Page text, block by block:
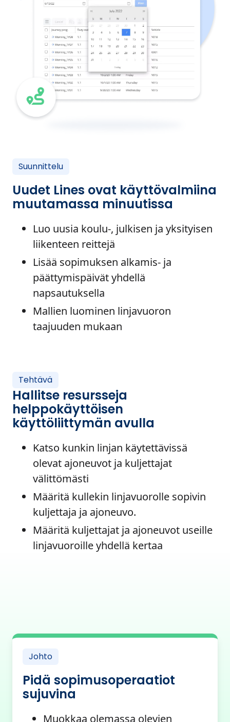
Suunnittelu
Uudet Lines ovat käyttövalmiina
muutamassa minuutissa
Luo uusia koulu-, julkisen ja yksityisen
liikenteen reittejä
Lisää sopimuksen alkamis- ja
päättymispäivät yhdellä
napsautuksella
Mallien luominen linjavuoron
taajuuden mukaan
Tehtävä
Hallitse resursseja
helppokäyttöisen
käyttöliittymän avulla
Katso kunkin linjan käytettävissä
olevat ajoneuvot ja kuljettajat
välittömästi
Määritä kullekin linjavuorolle sopivin
kuljettaja ja ajoneuvo.
Määritä kuljettajat ja ajoneuvot useille
linjavuoroille yhdellä kertaa
Johto
Pidä sopimusoperaatiot
sujuvina
Muokkaa olemassa olevien